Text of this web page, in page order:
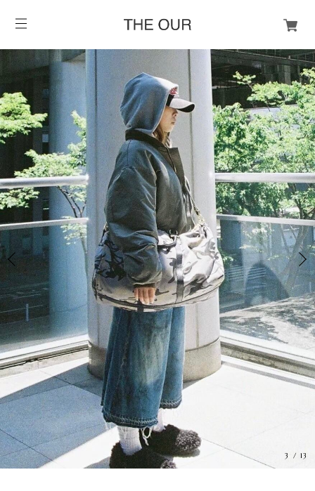
3 / 13